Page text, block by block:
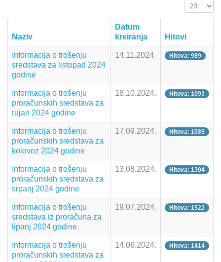
Prikaz #
Naziv
Datum
kreiranja
Hitovi
Informacija o trošenju
sredstava za listopad 2024
godine
14.11.2024. Hitova: 989
Informacija o trošenju
proračunskih sredstava za
rujan 2024 godine
18.10.2024. Hitova: 1093
Informacija o trošenju
proračunskih sredstava za
kolovoz 2024 godine
17.09.2024. Hitova: 1089
Informacija o trošenju
proračunskih sredstava za
srpanj 2024 godine
13.08.2024. Hitova: 1304
Informacija o trošenju
sredstava iz proračuna za
lipanj 2024 godine
19.07.2024. Hitova: 1522
Informacija o trošenju
proračunskih sredstava za
14.06.2024. Hitova: 1414